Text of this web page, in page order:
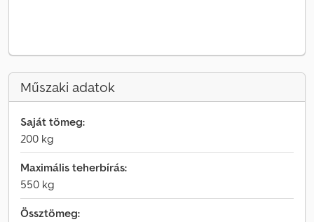
Műszaki adatok
Saját tömeg:
200 kg
Maximális teherbírás:
550 kg
Össztömeg: